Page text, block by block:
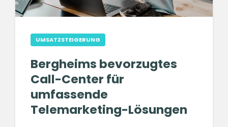
UMSATZSTEIGERUNG
Bergheims bevorzugtes
Call-Center für
umfassende
Telemarketing-Lösungen